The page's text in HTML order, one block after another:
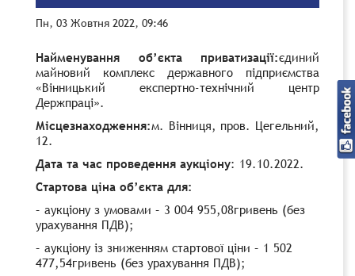
Пн, 03 Жовтня 2022, 09:46
Найменування об’єкта приватизації:єдиний
майновий комплекс державного підприємства
«Вінницький експертно-технічний центр
Держпраці».
Місцезнаходження:м. Вінниця, пров. Цегельний,
12.
Дата та час проведення аукціону: 19.10.2022.
Стартова ціна об’єкта для:
– аукціону з умовами – 3 004 955,08гривень (без
урахування ПДВ);
– аукціону із зниженням стартової ціни – 1 502
477,54гривень (без урахування ПДВ);